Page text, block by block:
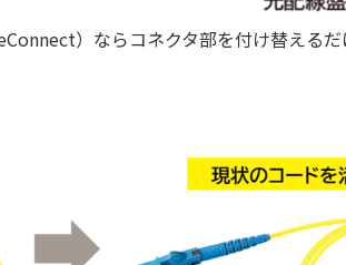
）ならコネクタ部を付け替える